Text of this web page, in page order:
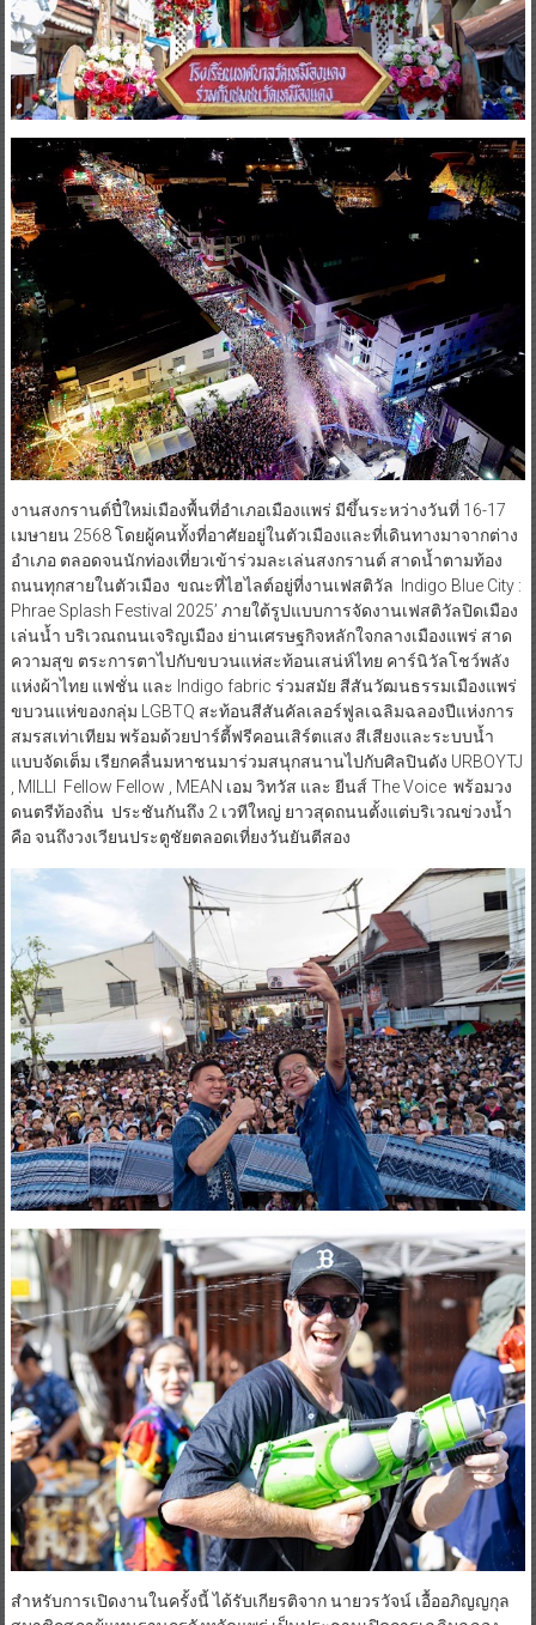
งานสงกรานต์ปี๋ใหม่เมืองพื้นที่อำเภอเมืองแพร่ มีขึ้นระหว่างวันที่ 16-17
เมษายน 2568 โดยผู้คนทั้งที่อาศัยอยู่ในตัวเมืองและที่เดินทางมาจากต่าง
อำเภอ ตลอดจนนักท่องเที่ยวเข้าร่วมละเล่นสงกรานต์ สาดน้ำตามท้อง
ถนนทุกสายในตัวเมือง ขณะที่ไฮไลต์อยู่ที่งานเฟสติวัล Indigo Blue City :
Phrae Splash Festival 2025’ ภายใต้รูปแบบการจัดงานเฟสติวัลปิดเมือง
เล่นน้ำ บริเวณถนนเจริญเมือง ย่านเศรษฐกิจหลักใจกลางเมืองแพร่ สาด
ความสุข ตระการตาไปกับขบวนแห่สะท้อนเสน่ห์ไทย คาร์นิวัลโชว์พลัง
แห่งผ้าไทย แฟชั่น และ Indigo fabric ร่วมสมัย สีสันวัฒนธรรมเมืองแพร่
ขบวนแห่ของกลุ่ม LGBTQ สะท้อนสีสันคัลเลอร์ฟูลเฉลิมฉลองปีแห่งการ
สมรสเท่าเทียม พร้อมด้วยปาร์ตี้ฟรีคอนเสิร์ตแสง สีเสียงและระบบน้ำ
แบบจัดเต็ม เรียกคลื่นมหาชนมาร่วมสนุกสนานไปกับศิลปินดัง URBOYTJ
, MILLI Fellow Fellow , MEAN เอม วิทวัส และ ยีนส์ The Voice พร้อมวง
ดนตรีท้องถิ่น ประชันกันถึง 2 เวทีใหญ่ ยาวสุดถนนตั้งแต่บริเวณข่วงน้ำ
คือ จนถึงวงเวียนประตูชัยตลอดเที่ยงวันยันตีสอง
สำหรับการเปิดงานในครั้งนี้ ได้รับเกียรติจาก นายวรวัจน์ เอื้ออภิญญกุล